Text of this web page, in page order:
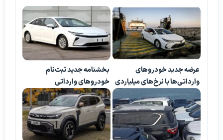
عرضه جدید خودروهای
وارداتی‌ها با نرخ‌های میلیاردی
بخشنامه جدید ثبت‌نام
خودروهای وارداتی